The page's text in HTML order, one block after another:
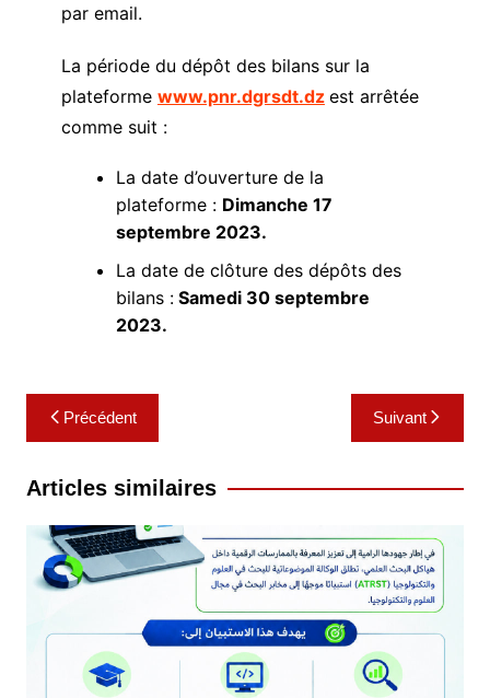
par email.
La période du dépôt des bilans sur la
plateforme www.pnr.dgrsdt.dz est arrêtée
comme suit :
La date d’ouverture de la
plateforme : Dimanche 17
septembre 2023.
La date de clôture des dépôts des
bilans :Samedi 30 septembre
2023.
Navigation
de
l’article
Précédent Suivant
Articles similaires